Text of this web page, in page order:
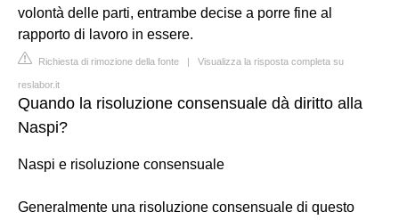
volontà delle parti, entrambe decise a porre fine al
rapporto di lavoro in essere.
Richiesta di rimozione della fonte | Visualizza la risposta completa su
reslabor.it
Quando la risoluzione consensuale dà diritto alla
Naspi?
Naspi e risoluzione consensuale
Generalmente una risoluzione consensuale di questo